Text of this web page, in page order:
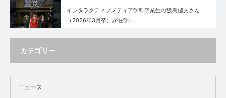
インタラクティブメディア学科卒業生の飯島偲文さん
（2026年3月卒）が在学…
カテゴリー
ニュース